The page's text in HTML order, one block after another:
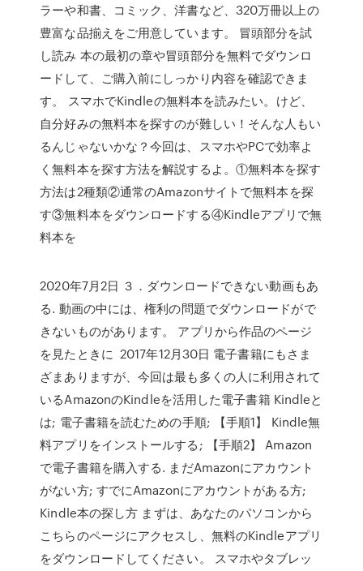
ラーや和書、コミック、洋書など、320万冊以上の
豊富な品揃えをご用意しています。 冒頭部分を試
し読み 本の最初の章や冒頭部分を無料でダウンロ
ードして、ご購入前にしっかり内容を確認できま
す。 スマホでKindleの無料本を読みたい。けど、
自分好みの無料本を探すのが難しい！そんな人もい
るんじゃないかな？今回は、スマホやPCで効率よ
く無料本を探す方法を解説するよ。①無料本を探す
方法は2種類②通常のAmazonサイトで無料本を探
す③無料本をダウンロードする④Kindleアプリで無
料本を
2020年7月2日 ３．ダウンロードできない動画もあ
る. 動画の中には、権利の問題でダウンロードがで
きないものがあります。 アプリから作品のページ
を見たときに 2017年12月30日 電子書籍にもさま
ざまありますが、今回は最も多くの人に利用されて
いるAmazonのKindleを活用した電子書籍 Kindleと
は; 電子書籍を読むための手順; 【手順1】 Kindle無
料アプリをインストールする; 【手順2】 Amazon
で電子書籍を購入する. まだAmazonにアカウント
がない方; すでにAmazonにアカウントがある方;
Kindle本の探し方 まずは、あなたのパソコンから
こちらのページにアクセスし、無料のKindleアプリ
をダウンロードしてください。 スマホやタブレッ